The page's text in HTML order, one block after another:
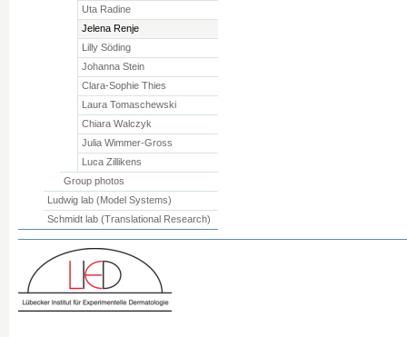
Uta Radine
Jelena Renje
Lilly Söding
Johanna Stein
Clara-Sophie Thies
Laura Tomaschewski
Chiara Walczyk
Julia Wimmer-Gross
Luca Zillikens
Group photos
Ludwig lab (Model Systems)
Schmidt lab (Translational Research)